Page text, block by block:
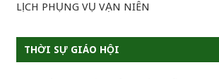
LỊCH PHỤNG VỤ VẠN NIÊN
THỜI SỰ GIÁO HỘI